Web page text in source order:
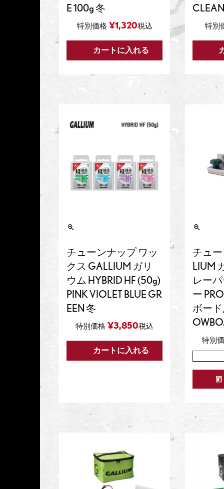
E 100g 冬
特別価格 ¥1,320税込
カートに入れる
特別
チューンナップ ワッ
クス GALLIUM ガリ
ウム HYBRID HF (50g)
PINK VIOLET BLUE GR
EEN 冬
特別価格 ¥3,850税込
カートに入れる
チュ
LIUM
レー
ー
ボー
特別